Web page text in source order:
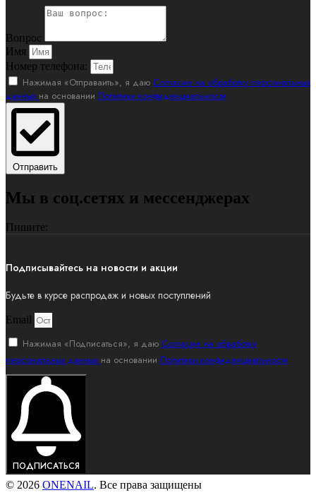
Вопрос
Имя
Номер телефона:
Нажимая «Отправаить», я даю Согласие на обработку персональных
данных на основании Политики конфиденциальности
Отправить
Мы в соц.сетях и мессенджерах
Пишите:
Подписывайтесь на новости и акции
Будьте в курсе распродаж и новых поступлений
Email
Нажимая «Подписаться», я даю Согласие на обработку
персональных данных на основании Политики конфиденциальности
ПОДПИСАТЬСЯ
© 2026 ONENAIL. Все права защищены